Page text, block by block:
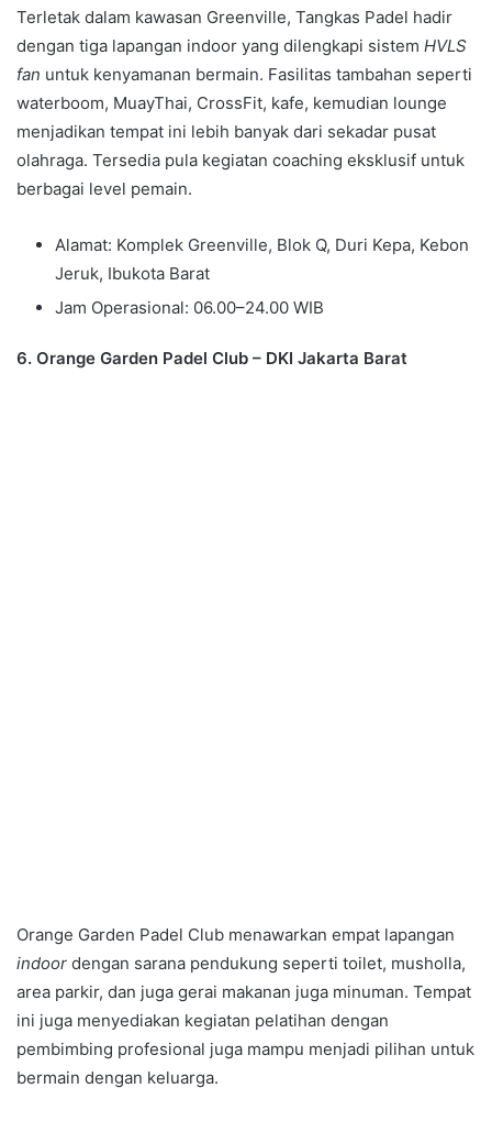
Terletak dalam kawasan Greenville, Tangkas Padel hadir
dengan tiga lapangan indoor yang dilengkapi sistem HVLS
fan untuk kenyamanan bermain. Fasilitas tambahan seperti
waterboom, MuayThai, CrossFit, kafe, kemudian lounge
menjadikan tempat ini lebih banyak dari sekadar pusat
olahraga. Tersedia pula kegiatan coaching eksklusif untuk
berbagai level pemain.
Alamat: Komplek Greenville, Blok Q, Duri Kepa, Kebon
Jeruk, Ibukota Barat
Jam Operasional: 06.00–24.00 WIB
6. Orange Garden Padel Club – DKI Jakarta Barat
Orange Garden Padel Club menawarkan empat lapangan
indoor dengan sarana pendukung seperti toilet, musholla,
area parkir, dan juga gerai makanan juga minuman. Tempat
ini juga menyediakan kegiatan pelatihan dengan
pembimbing profesional juga mampu menjadi pilihan untuk
bermain dengan keluarga.